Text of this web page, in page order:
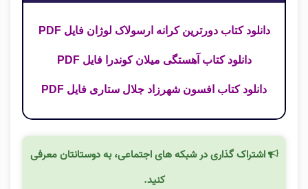
دانلود کتاب دورترین کرانه ارسولاک لوژان فایل PDF
دانلود کتاب آهستگی میلان کوندرا فایل PDF
دانلود کتاب افسون شهرزاد جلال ستاری فایل PDF
اشتراک گذاری در شبکه های اجتماعی، به دوستانتان معرفی
کنید.